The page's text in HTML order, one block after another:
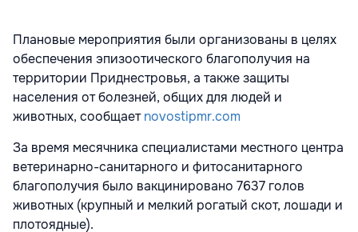
Плановые мероприятия были организованы в целях
обеспечения эпизоотического благополучия на
территории Приднестровья, а также защиты
населения от болезней, общих для людей и
животных, сообщаетnovostipmr.com
За время месячника специалистами местного центра
ветеринарно-санитарного и фитосанитарного
благополучия было вакцинировано 7637 голов
животных (крупный и мелкий рогатый скот, лошади и
плотоядные).